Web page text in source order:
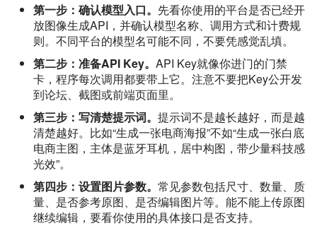
第一步：确认模型入口。 先看你使用的平台是否已经开
放图像生成API，并确认模型名称、调用方式和计费规
则。不同平台的模型名可能不同，不要凭感觉乱填。
第二步：准备API Key。 API Key就像你进门的门禁
卡，程序每次调用都要带上它。注意不要把Key公开发
到论坛、截图或前端页面里。
第三步：写清楚提示词。 提示词不是越长越好，而是越
清楚越好。比如“生成一张电商海报”不如“生成一张白底
电商主图，主体是蓝牙耳机，居中构图，带少量科技感
光效”。
第四步：设置图片参数。 常见参数包括尺寸、数量、质
量、是否参考原图、是否编辑图片等。能不能上传原图
继续编辑，要看你使用的具体接口是否支持。